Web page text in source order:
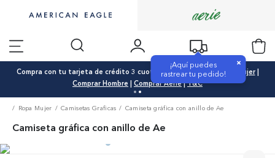
¡Aquí puedes
rastrear tu pedido!
×
Compra con tu tarjeta de crédito 3 cuotas 0% interés |Comprar Mujer|
Comprar Hombre | Comprar Aerie|T&C
Ropa Mujer Camisetas Graficas Camiseta gráfica con anillo de Ae
Camiseta gráfica con anillo de Ae